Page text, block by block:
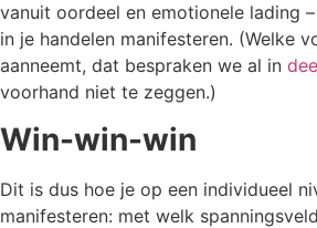
vanuit oordeel en emotionele lading
in je handelen manifesteren. (Welke
aanneemt, dat bespraken we al in
voorhand niet te zeggen.)
Win-win-win
Dit is dus hoe je op een individueel
manifesteren: met welk